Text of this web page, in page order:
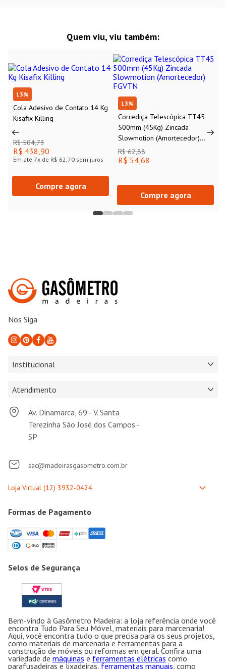
Quem viu, viu também:
13%
Cola Adesivo de Contato 14 Kg
Kisafix Killing
R$ 504,73
R$ 438,90
Em até 7x de R$ 62,70 sem juros
Compre agora
13%
Corrediça Telescópica TT45
500mm (45Kg) Zincada
Slowmotion (Amortecedor)
FGVTN
R$ 62,88
R$ 54,68
Compre agora
Nos Siga
Institucional
Atendimento
Av. Dinamarca, 69 - V. Santa
Terezinha São José dos Campos -
SP
sac@madeirasgasometro.com.br
Formas de Pagamento
Selos de Segurança
Bem-vindo à Gasômetro Madeira: a loja referência onde você
encontra Tudo Para Seu Móvel, materiais para marcenaria!
Aqui, você encontra tudo o que precisa para os seus projetos,
como materiais de marcenaria e ferramentas para a
construção de móveis ou reformas em geral. Confira uma
variedade de máquinas e ferramentas elétricas como
parafusadeiras e lixadeiras, ferramentas manuais, como